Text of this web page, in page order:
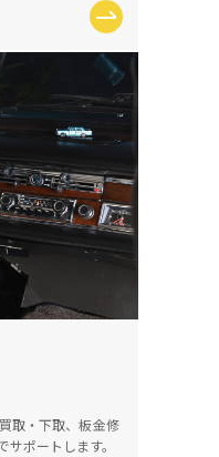
取・下取、板金修
ポートします。